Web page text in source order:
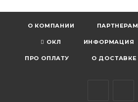
О КОМПАНИИ ПАРТНЕРАМ
ОКЛ ИНФОРМАЦИЯ
ПРО ОПЛАТУ О ДОСТАВКЕ